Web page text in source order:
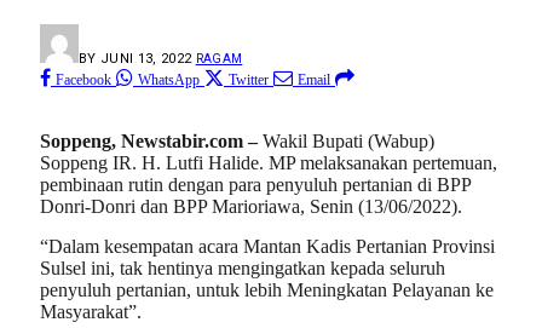
BY JUNI 13, 2022 RAGAM
Facebook WhatsApp Twitter Email
Soppeng, Newstabir.com –Wakil Bupati (Wabup)
Soppeng IR. H. Lutfi Halide. MP melaksanakan pertemuan,
pembinaan rutin dengan para penyuluh pertanian di BPP
Donri-Donri dan BPP Marioriawa, Senin (13/06/2022).
“Dalam kesempatan acara Mantan Kadis Pertanian Provinsi
Sulsel ini, tak hentinya mengingatkan kepada seluruh
penyuluh pertanian, untuk lebih Meningkatan Pelayanan ke
Masyarakat”.